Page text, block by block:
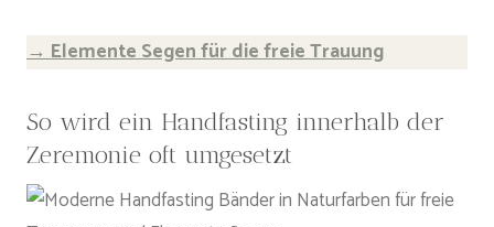
→ Elemente Segen für die freie Trauung
So wird ein Handfasting innerhalb der
Zeremonie oft umgesetzt